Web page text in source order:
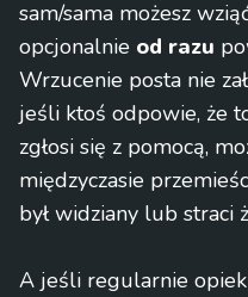
sam/sama możesz
opcjonalnie od razu
Wrzucenie posta nie
jeśli ktoś odpowie, że
zgłosi się z pomocą,
międzyczasie
był widziany lub straci
A jeśli regularnie